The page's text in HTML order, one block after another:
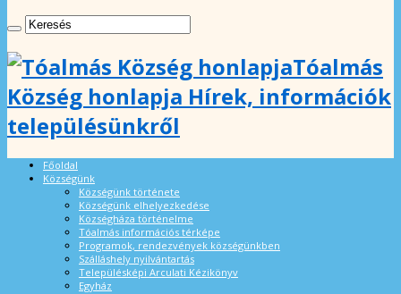
Tóalmás
Község honlapja Hírek, információk
településünkről
Főoldal
Községünk
Községünk története
Községünk elhelyezkedése
Községháza történelme
Tóalmás információs térképe
Programok, rendezvények községünkben
Szálláshely nyilvántartás
Településképi Arculati Kézikönyv
Egyház